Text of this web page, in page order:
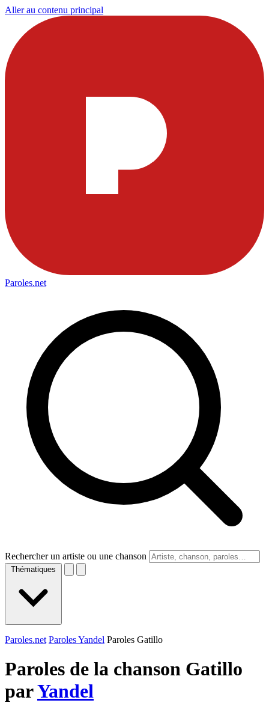
Aller au contenu principal
Paroles.net
Rechercher un artiste ou une chanson
Thématiques
Paroles.net Paroles Yandel Paroles Gatillo
Paroles de la chanson Gatillo
parYandel